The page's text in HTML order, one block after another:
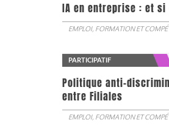
IA en entreprise : et
EMPLOI, FORMATION ET
PARTICIPATIF
Politique anti-
entre Filiales
EMPLOI, FORMATION ET